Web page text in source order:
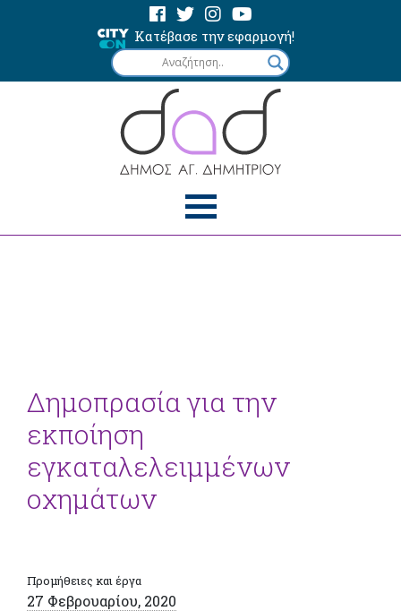
Κατέβασε την εφαρμογή!
Δημοπρασία για την
εκποίηση
εγκαταλελειμμένων
οχημάτων
Προμήθειες και έργα
27 Φεβρουαρίου, 2020